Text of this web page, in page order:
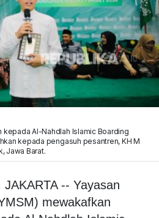
kepada Al-Nahdlah Islamic Boarding
kepada pengasuh pesantren, KH M
Jawa Barat.
-- Yayasan
mewakafkan